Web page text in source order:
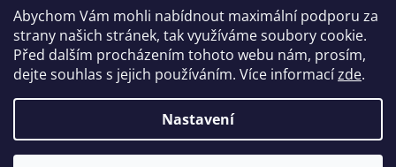
Abychom Vám mohli nabídnout maximální podporu za
strany našich stránek, tak využíváme soubory cookie.
Před dalším procházením tohoto webu nám, prosím,
dejte souhlas s jejich používáním. Více informacízde.
Nastavení